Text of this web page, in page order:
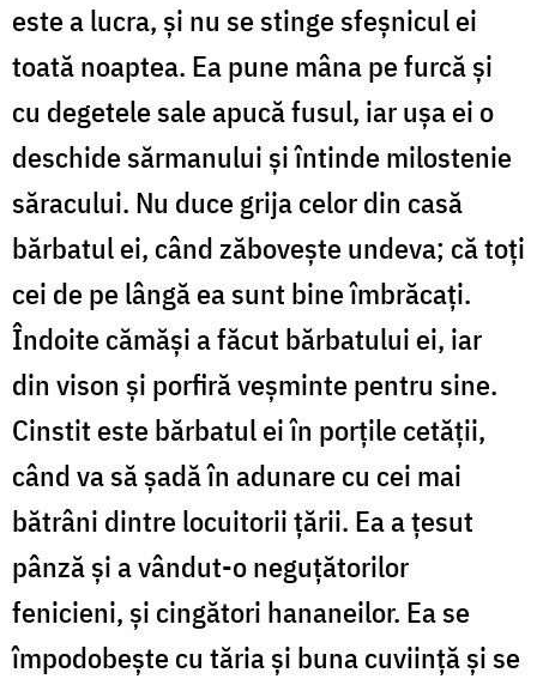
este a lucra, și nu se stinge sfeșnicul ei
toată noaptea. Ea pune mâna pe furcă și
cu degetele sale apucă fusul, iar ușa ei o
deschide sărmanului și întinde milostenie
săracului. Nu duce grija celor din casă
bărbatul ei, când zăbovește undeva; că toți
cei de pe lângă ea sunt bine îmbrăcați.
Îndoite cămăși a făcut bărbatului ei, iar
din vison și porfiră veșminte pentru sine.
Cinstit este bărbatul ei în porțile cetății,
când va să șadă în adunare cu cei mai
bătrâni dintre locuitorii țării. Ea a țesut
pânză și a vândut-o neguțătorilor
fenicieni, și cingători hananeilor. Ea se
împodobește cu tăria și buna cuviință și se